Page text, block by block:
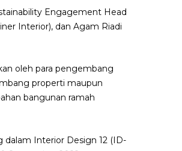
Engagement Head
Interior), dan Agam Riadi
oleh para pengembang
properti maupun
bangunan ramah
dalam Interior Design 12 (ID-